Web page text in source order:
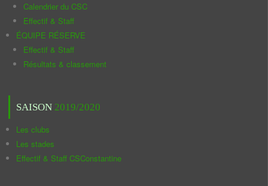
Calendrier du CSC
Effectif & Staff
ÉQUIPE RÉSERVE
Effectif & Staff
Résultats & classement
SAISON 2019/2020
Les clubs
Les stades
Effectif & Staff CSConstantine